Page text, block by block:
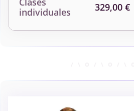
individuales
329,00 €